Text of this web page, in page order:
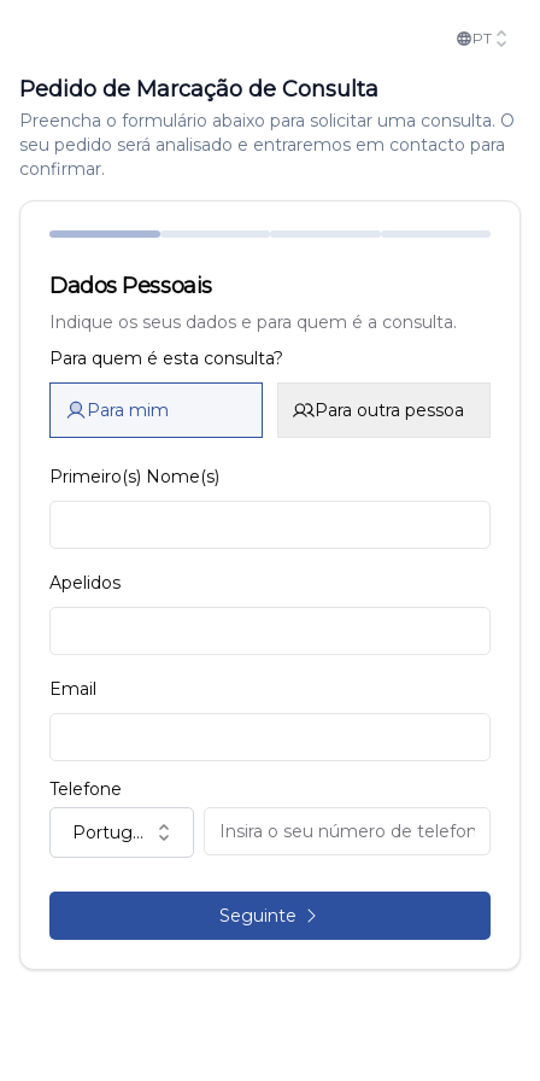
PT
Pedido de Marcação de Consulta
Preencha o formulário abaixo para solicitar uma consulta. O
seu pedido será analisado e entraremos em contacto para
confirmar.
Dados Pessoais
Indique os seus dados e para quem é a consulta.
Para quem é esta consulta?
Para mim Para outra pessoa
Primeiro(s) Nome(s)
Apelidos
Email
Telefone
Portugal (+351)
Seguinte